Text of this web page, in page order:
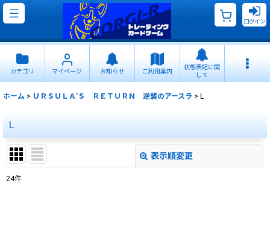
ログイン
カテゴリ マイページ お知らせ ご利用案内
状態表記に関
して
ホーム > ＵＲＳＵＬＡ’Ｓ ＲＥＴＵＲＮ 逆襲のアースラ > L
L
表示順変更
24件